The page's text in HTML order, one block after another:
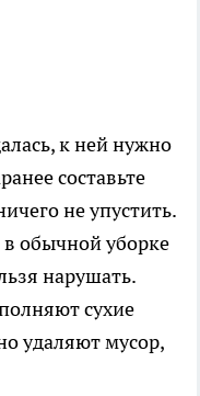
к ней нужно
составьте
не упустить.
обычной уборке
нарушать.
сухие
удаляют мусор,